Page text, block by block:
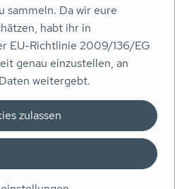
sammeln. Da wir eure
habt ihr in
EU-Richtlinie 2009/136/EG
genau einzustellen, an
weitergebt.
zulassen